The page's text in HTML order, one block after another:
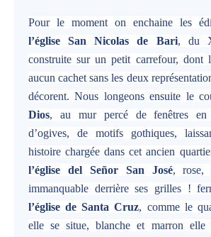
Pour le moment on enchaine les
l’église San Nicolas de Bari, du
construite sur un petit carrefour, dont
aucun cachet sans les deux
décorent. Nous longeons ensuite le
Dios, au mur percé de fenêtres en
d’ogives, de motifs gothiques,
histoire chargée dans cet ancien
l’église del Señor San José, rose,
immanquable derrière ses grilles !
l’église de Santa Cruz, comme le
elle se situe, blanche et marron